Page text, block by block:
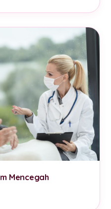
Mencegah